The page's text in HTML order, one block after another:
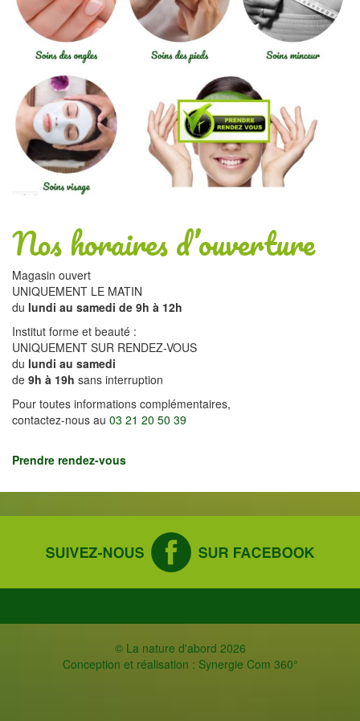
Nos horaires d’ouverture
Magasin ouvert
UNIQUEMENT LE MATIN
du lundi au samedi de 9h à 12h
Institut forme et beauté :
UNIQUEMENT SUR RENDEZ-VOUS
du lundi au samedi
de 9h à 19h sans interruption
Pour toutes informations complémentaires,
contactez-nous au 03 21 20 50 39
Prendre rendez-vous
© La nature d'abord 2026
Conception et réalisation : Synergie Com 360°